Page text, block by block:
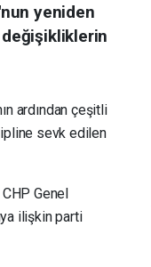
yeniden
değişikliklerin
ardından çeşitli
sevk edilen
Genel
ilişkin parti